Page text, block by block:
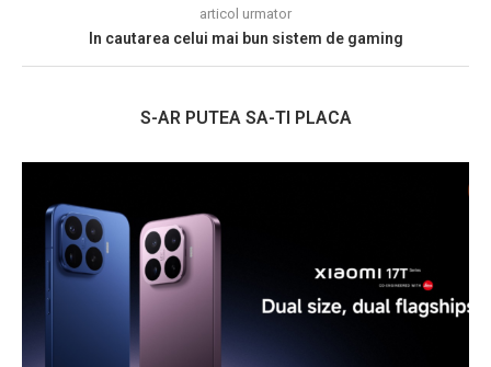
articol urmator
In cautarea celui mai bun sistem de gaming
S-AR PUTEA SA-TI PLACA